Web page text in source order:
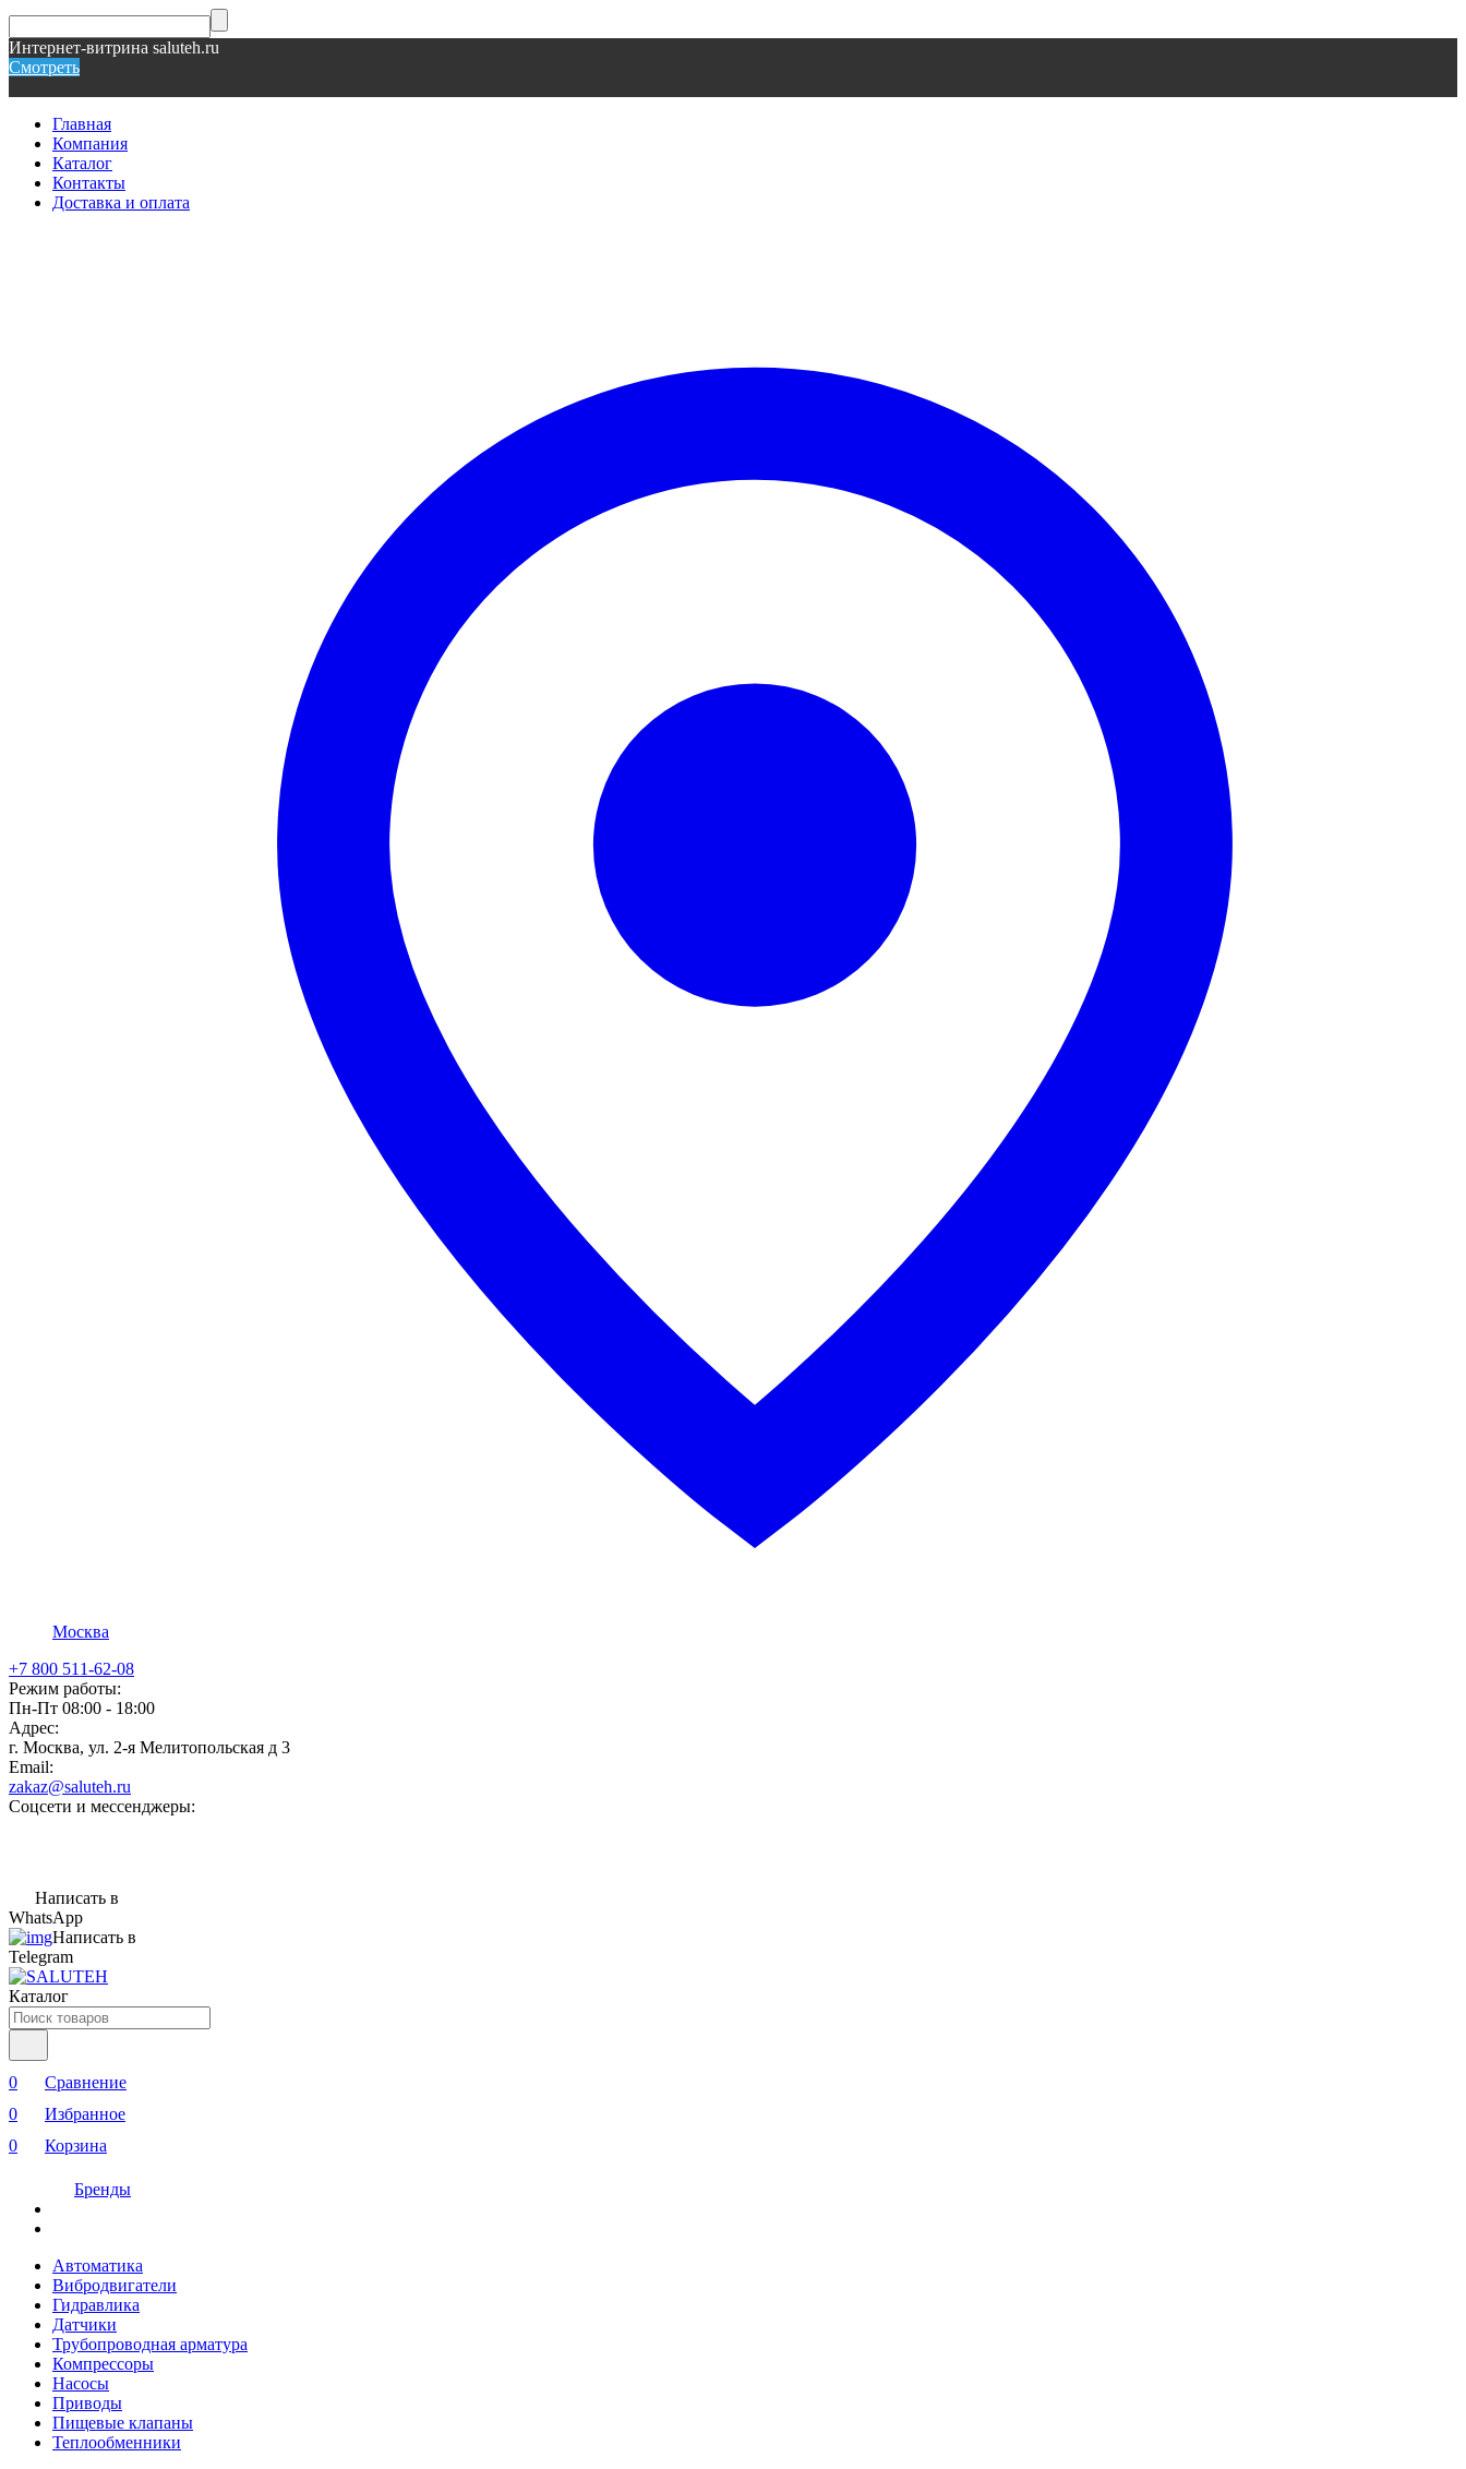
Интернет-витрина saluteh.ru
Смотреть
Главная
Компания
Каталог
Контакты
Доставка и оплата
Москва
+7 800 511-62-08
Режим работы:
Пн-Пт 08:00 - 18:00
Адрес:
г. Москва, ул. 2-я Мелитопольская д 3
Email:
zakaz@saluteh.ru
Соцсети и мессенджеры:
Написать в
WhatsApp
Написать в
Telegram
Каталог
0
Сравнение
0
Избранное
0
Корзина
Бренды
Автоматика
Вибродвигатели
Гидравлика
Датчики
Трубопроводная арматура
Компрессоры
Насосы
Приводы
Пищевые клапаны
Теплообменники